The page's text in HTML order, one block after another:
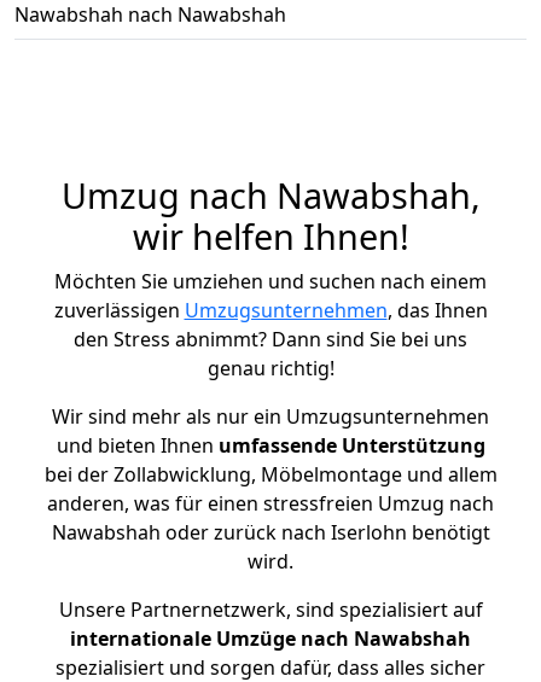
Nawabshah nach Nawabshah
Umzug nach Nawabshah,
wir helfen Ihnen!
Möchten Sie umziehen und suchen nach einem
zuverlässigen Umzugsunternehmen, das Ihnen
den Stress abnimmt? Dann sind Sie bei uns
genau richtig!
Wir sind mehr als nur ein Umzugsunternehmen
und bieten Ihnen umfassende Unterstützung
bei der Zollabwicklung, Möbelmontage und allem
anderen, was für einen stressfreien Umzug nach
Nawabshah oder zurück nach Iserlohn benötigt
wird.
Unsere Partnernetzwerk, sind spezialisiert auf
internationale Umzüge nach Nawabshah
spezialisiert und sorgen dafür, dass alles sicher